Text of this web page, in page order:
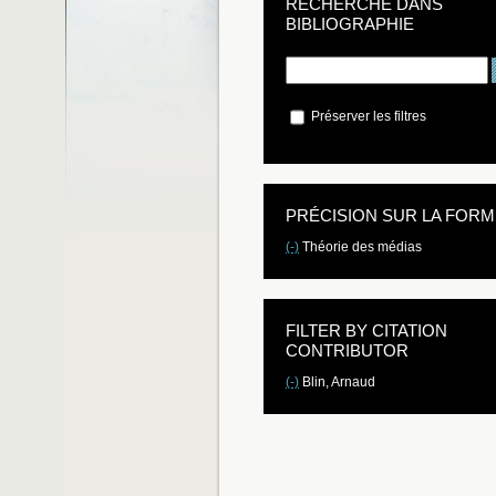
RECHERCHE DANS
BIBLIOGRAPHIE
Préserver les filtres
PRÉCISION SUR LA
(-) Théorie des médias
FILTER BY CITATION
CONTRIBUTOR
(-) Blin, Arnaud